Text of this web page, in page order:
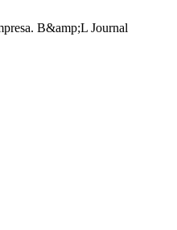
B&amp;L Journal